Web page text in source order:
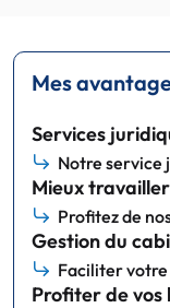
Mes
Services
Notre service
Mieux travailler
Profitez de
Gestion du
Faciliter votre
Profiter de vos